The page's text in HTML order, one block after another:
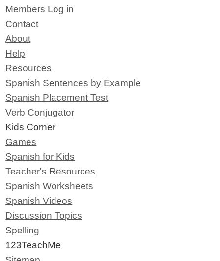
Members Log in
Contact
About
Help
Resources
Spanish Sentences by Example
Spanish Placement Test
Verb Conjugator
Kids Corner
Games
Spanish for Kids
Teacher's Resources
Spanish Worksheets
Spanish Videos
Discussion Topics
Spelling
123TeachMe